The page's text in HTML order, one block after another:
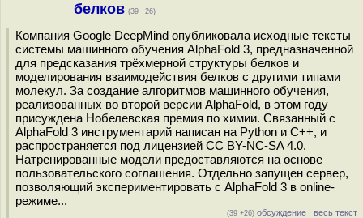
белков (39 +26)
Компания Google DeepMind опубликовала исходные тексты
системы машинного обучения AlphaFold 3, предназначенной
для предсказания трёхмерной структуры белков и
моделирования взаимодействия белков с другими типами
молекул. За создание алгоритмов машинного обучения,
реализованных во второй версии AlphaFold, в этом году
присуждена Нобелевская премия по химии. Связанный с
AlphaFold 3 инструментарий написан на Python и C++, и
распространяется под лицензией CC BY-NC-SA 4.0.
Натренированные модели предоставляются на основе
пользовательского соглашения. Отдельно запущен сервер,
позволяющий экспериментировать с AlphaFold 3 в online-
режиме...
(39 +26) обсуждение | весь текст